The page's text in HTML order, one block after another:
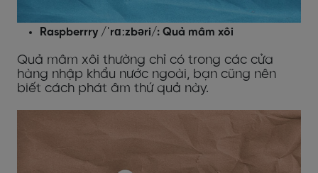
Raspberrry /ˈrɑːzbəri/: Quả mâm xôi
Quả mâm xôi thường chỉ có trong các cửa
hàng nhập khẩu nước ngoài, bạn cũng nên
biết cách phát âm thứ quả này.